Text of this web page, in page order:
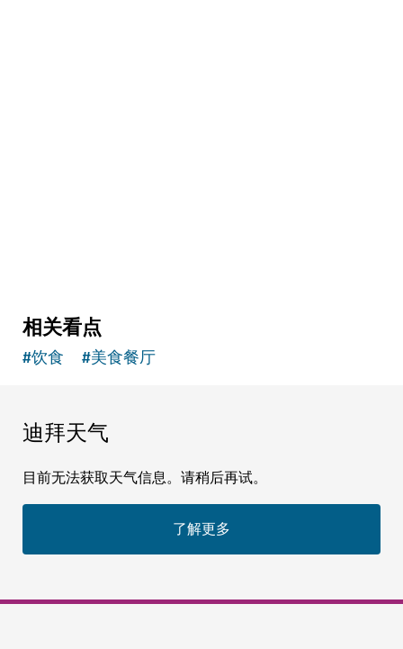
相关看点
#饮食 #美食餐厅
迪拜天气
目前无法获取天气信息。请稍后再试。
了解更多